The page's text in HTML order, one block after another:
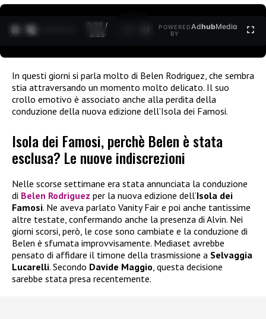
0:30 /
3:35
POWERED
BY
AdhubMedia
In questi giorni si parla molto di Belen Rodriguez, che sembra
stia attraversando un momento molto delicato. Il suo
crollo emotivo è associato anche alla perdita della
conduzione della nuova edizione dell’Isola dei Famosi.
Isola dei Famosi, perchè Belen è stata
esclusa? Le nuove indiscrezioni
Nelle scorse settimane era stata annunciata la conduzione
di Belen Rodriguez per la nuova edizione dell’Isola dei
Famosi. Ne aveva parlato Vanity Fair e poi anche tantissime
altre testate, confermando anche la presenza di Alvin. Nei
giorni scorsi, però, le cose sono cambiate e la conduzione di
Belen è sfumata improvvisamente. Mediaset avrebbe
pensato di affidare il timone della trasmissione a Selvaggia
Lucarelli. Secondo Davide Maggio, questa decisione
sarebbe stata presa recentemente.